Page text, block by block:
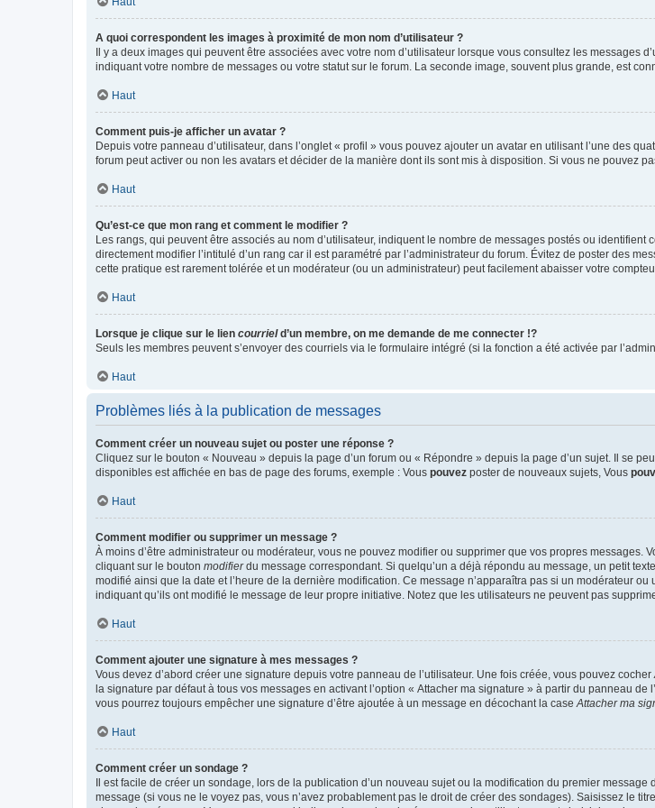
A quoi correspondent les images à proximité de mon nom d’utilisateur ?
Il y a deux images qui peuvent être associées avec votre nom d’utilisateur lorsque vous consultez les messages
indiquant votre nombre de messages ou votre statut sur le forum. La seconde image, souvent plus grande, est
Haut
Comment puis-je afficher un avatar ?
Depuis votre panneau d’utilisateur, dans l’onglet « profil » vous pouvez ajouter un avatar en utilisant l’une des
forum peut activer ou non les avatars et décider de la manière dont ils sont mis à disposition. Si vous ne pouvez
Haut
Qu’est-ce que mon rang et comment le modifier ?
Les rangs, qui peuvent être associés au nom d’utilisateur, indiquent le nombre de messages postés ou
directement modifier l’intitulé d’un rang car il est paramétré par l’administrateur du forum. Évitez de poster des
cette pratique est rarement tolérée et un modérateur (ou un administrateur) peut facilement abaisser votre
Haut
Lorsque je clique sur le lien courrield’un membre, on me demande de me connecter !?
Seuls les membres peuvent s’envoyer des courriels via le formulaire intégré (si la fonction a été activée par
Haut
Problèmes liés à la publication de messages
Comment créer un nouveau sujet ou poster une réponse ?
Cliquez sur le bouton « Nouveau » depuis la page d’un forum ou « Répondre » depuis la page d’un sujet. Il se
disponibles est affichée en bas de page des forums, exemple : Vous pouvez poster de nouveaux sujets, Vous
Haut
Comment modifier ou supprimer un message ?
À moins d’être administrateur ou modérateur, vous ne pouvez modifier ou supprimer que vos propres
cliquant sur le bouton modifierdu message correspondant. Si quelqu’un a déjà répondu au message, un petit
modifié ainsi que la date et l’heure de la dernière modification. Ce message n’apparaîtra pas si un modérateur
indiquant qu’ils ont modifié le message de leur propre initiative. Notez que les utilisateurs ne peuvent pas
Haut
Comment ajouter une signature à mes messages ?
Vous devez d’abord créer une signature depuis votre panneau de l’utilisateur. Une fois créée, vous pouvez cocher
la signature par défaut à tous vos messages en activant l’option « Attacher ma signature » à partir du panneau de
vous pourrez toujours empêcher une signature d’être ajoutée à un message en décochant la caseAttacher ma
Haut
Comment créer un sondage ?
Il est facile de créer un sondage, lors de la publication d’un nouveau sujet ou la modification du premier
message (si vous ne le voyez pas, vous n’avez probablement pas le droit de créer des sondages). Saisissez le